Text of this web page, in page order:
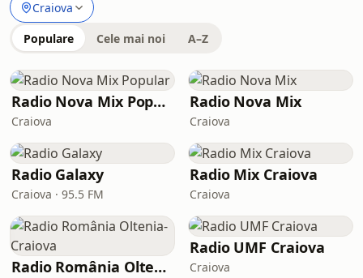
Craiova
Populare Cele mai noi A–Z
Radio Nova Mix Popular
Craiova
Radio Nova Mix
Craiova
Radio Galaxy
Craiova · 95.5 FM
Radio Mix Craiova
Craiova
Radio România Oltenia-Craiova
Radio UMF Craiova
Craiova